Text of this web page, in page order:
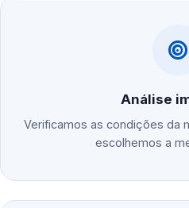
Análise
Verificamos as condições da
escolhemos a